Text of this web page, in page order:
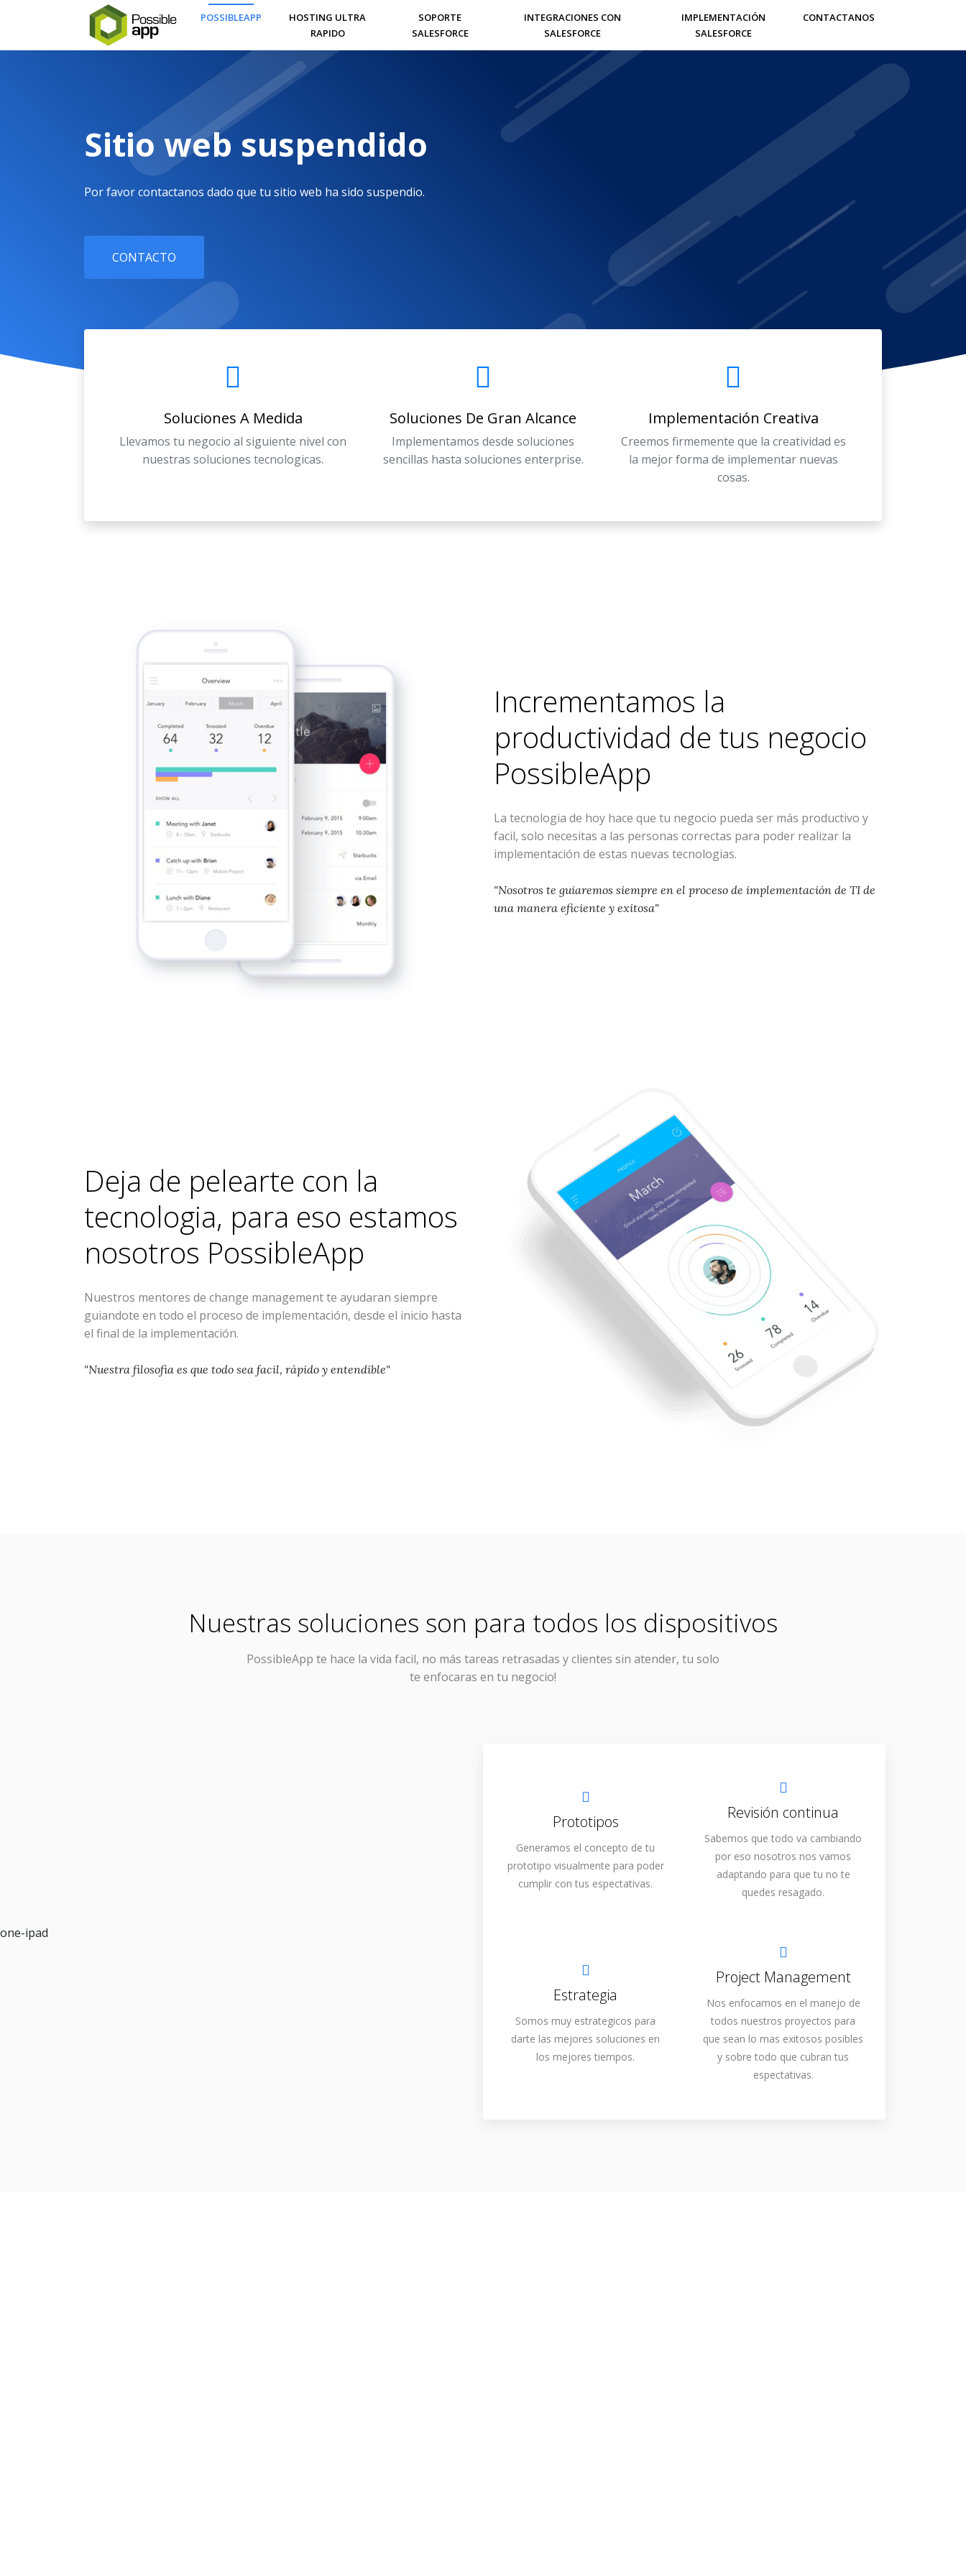
POSSIBLEAPP
HOSTING ULTRA
RAPIDO
SOPORTE
SALESFORCE
INTEGRACIONES CON
SALESFORCE
IMPLEMENTACIÓN
SALESFORCE
CONTACTANOS
Sitio web suspendido
Por favor contactanos dado que tu sitio web ha sido suspendio.
CONTACTO
Soluciones A Medida
Llevamos tu negocio al siguiente nivel con
nuestras soluciones tecnologicas.
Soluciones De Gran Alcance
Implementamos desde soluciones
sencillas hasta soluciones enterprise.
Implementación Creativa
Creemos firmemente que la creatividad es
la mejor forma de implementar nuevas
cosas.
Incrementamos la
productividad de tus negocio
PossibleApp
La tecnologia de hoy hace que tu negocio pueda ser más productivo y
facil, solo necesitas a las personas correctas para poder realizar la
implementación de estas nuevas tecnologias.
"Nosotros te guiaremos siempre en el proceso de implementación de TI de
una manera eficiente y exitosa"
Deja de pelearte con la
tecnologia, para eso estamos
nosotros PossibleApp
Nuestros mentores de change management te ayudaran siempre
guiandote en todo el proceso de implementación, desde el inicio hasta
el final de la implementación.
"Nuestra filosofia es que todo sea facil, rápido y entendible"
Nuestras soluciones son para todos los dispositivos
PossibleApp te hace la vida facil, no más tareas retrasadas y clientes sin atender, tu solo
te enfocaras en tu negocio!
Prototipos
Generamos el concepto de tu
prototipo visualmente para poder
cumplir con tus espectativas.
Revisión continua
Sabemos que todo va cambiando
por eso nosotros nos vamos
adaptando para que tu no te
quedes resagado.
Estrategia
Somos muy estrategicos para
darte las mejores soluciones en
los mejores tiempos.
Project Management
Nos enfocamos en el manejo de
todos nuestros proyectos para
que sean lo mas exitosos posibles
y sobre todo que cubran tus
espectativas.